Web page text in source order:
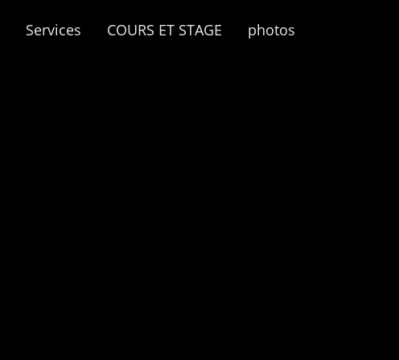
Services COURS ET STAGE
photos